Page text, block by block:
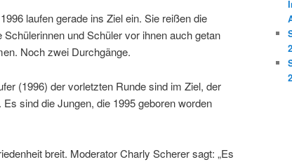
laufen gerade ins Ziel ein. Sie reißen die
und Schüler vor ihnen auch getan
Noch zwei Durchgänge.
(1996) der vorletzten Runde sind im Ziel, der
sind die Jungen, die 1995 geboren worden
breit. Moderator Charly Scherer sagt: „Es